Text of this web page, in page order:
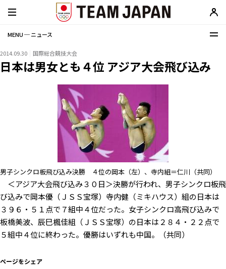
MENU ─ ニュース
2014.09.30 国際総合競技大会
日本は男女とも４位 アジア大会飛び込み
男子シンクロ板飛び込み決勝 ４位の岡本（左）、寺内組＝仁川（共同）
＜アジア大会飛び込み３０日＞決勝が行われ、男子シンクロ板飛
び込みで岡本優（ＪＳＳ宝塚）寺内健（ミキハウス）組の日本は
３９６・５１点で７組中４位だった。女子シンクロ高飛び込みで
板橋美波、辰巳楓佳組（ＪＳＳ宝塚）の日本は２８４・２２点で
５組中４位に終わった。優勝はいずれも中国。（共同）
ページをシェア